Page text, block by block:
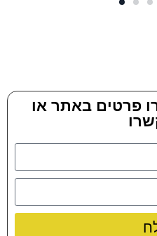
פרטים באתר או